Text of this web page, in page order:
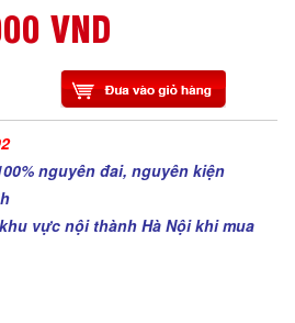
VND
nguyên đai, nguyên kiện
vực nội thành Hà Nội khi mua